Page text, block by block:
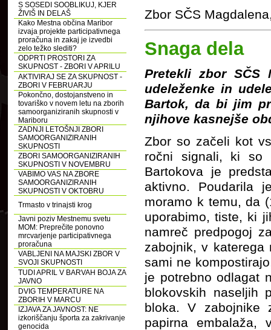
S SOSEDI SOOBLIKUJ, KJER
ŽIVIŠ IN DELAŠ
Kako Mestna občina Maribor
izvaja projekte participativnega
proračuna in zakaj je izvedbi
zelo težko slediti?
ODPRTI PROSTORI ZA
SKUPNOST - ZBORI V APRILU
AKTIVIRAJ SE ZA SKUPNOST -
ZBORI V FEBRUARJU
Pokončno, dostojanstveno in
tovariško v novem letu na zborih
samoorganiziranih skupnosti v
Mariboru
ZADNJI LETOŠNJI ZBORI
SAMOORGANIZIRANIH
SKUPNOSTI
ZBORI SAMOORGANIZIRANIH
SKUPNOSTI V NOVEMBRU
VABIMO VAS NA ZBORE
SAMOORGANIZIRANIH
SKUPNOSTI V OKTOBRU
Trmasto v trinajsti krog
Javni poziv Mestnemu svetu
MOM: Preprečite ponovno
mrcvarjenje participativnega
proračuna
VABLJENI NA MAJSKI ZBOR V
SVOJI SKUPNOSTI
TUDI APRIL V BARVAH BOJA ZA
JAVNO
DVIG TEMPERATURE NA
ZBORIH V MARCU
IZJAVA ZA JAVNOST: NE
izkoriščanju športa za zakrivanje
genocida
Zbor SČS
Snaga dela
Pretekli zbor SČS
udeleženke in
Bartok, da bi jim
njihove kasnejše
Zbor so začeli kot
ročni signali, ki so
Bartokova je
aktivno. Poudarila
moramo k temu, da
uporabimo, tiste, ki
namreč predpogoj
zabojnik, v katerega
sami ne
je potrebno odlagat
blokovskih naseljih
bloka. V zabojnike
papirna embalaža,